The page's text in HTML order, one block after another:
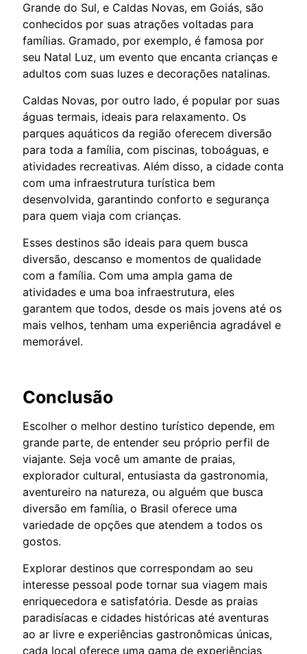
Grande do Sul, e Caldas Novas, em Goiás, são
conhecidos por suas atrações voltadas para
famílias. Gramado, por exemplo, é famosa por
seu Natal Luz, um evento que encanta crianças e
adultos com suas luzes e decorações natalinas.
Caldas Novas, por outro lado, é popular por suas
águas termais, ideais para relaxamento. Os
parques aquáticos da região oferecem diversão
para toda a família, com piscinas, toboáguas, e
atividades recreativas. Além disso, a cidade conta
com uma infraestrutura turística bem
desenvolvida, garantindo conforto e segurança
para quem viaja com crianças.
Esses destinos são ideais para quem busca
diversão, descanso e momentos de qualidade
com a família. Com uma ampla gama de
atividades e uma boa infraestrutura, eles
garantem que todos, desde os mais jovens até os
mais velhos, tenham uma experiência agradável e
memorável.
Conclusão
Escolher o melhor destino turístico depende, em
grande parte, de entender seu próprio perfil de
viajante. Seja você um amante de praias,
explorador cultural, entusiasta da gastronomia,
aventureiro na natureza, ou alguém que busca
diversão em família, o Brasil oferece uma
variedade de opções que atendem a todos os
gostos.
Explorar destinos que correspondam ao seu
interesse pessoal pode tornar sua viagem mais
enriquecedora e satisfatória. Desde as praias
paradisíacas e cidades históricas até aventuras
ao ar livre e experiências gastronômicas únicas,
cada local oferece uma gama de experiências